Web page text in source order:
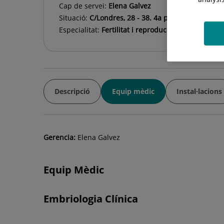
Cap de servei: Elena Galvez
Situació: C/Londres, 28 - 38. 4a planta
Especialitat: Fertilitat i reproducció assistida
Descripció Equip mèdic Instal·lacions
Gerencia: Elena Galvez
Equip Mèdic
Embriologia Clínica